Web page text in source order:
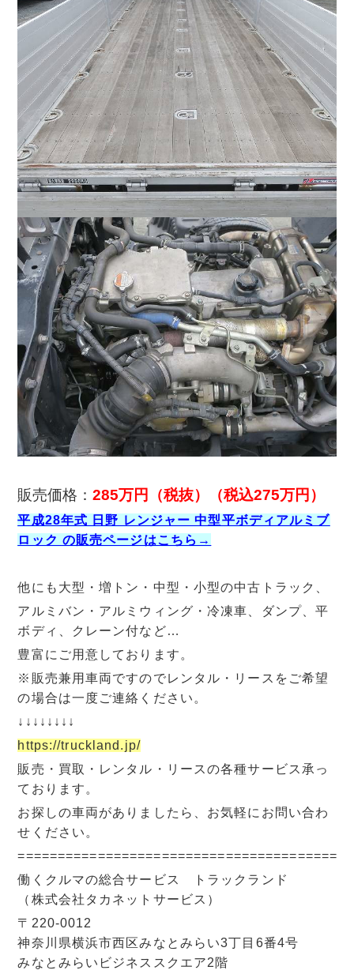
販売価格：285万円（税抜）（税込275万円）
平成28年式 日野 レンジャー 中型平ボディアルミブ
ロック の販売ページはこちら→
他にも大型・増トン・中型・小型の中古トラック、
アルミバン・アルミウィング・冷凍車、ダンプ、平
ボディ、クレーン付など…
豊富にご用意しております。
※販売兼用車両ですのでレンタル・リースをご希望
の場合は一度ご連絡ください。
↓↓↓↓↓↓↓↓
https://truckland.jp/
販売・買取・レンタル・リースの各種サービス承っ
ております。
お探しの車両がありましたら、お気軽にお問い合わ
せください。
=========================================
働くクルマの総合サービス トラックランド
（株式会社タカネットサービス）
〒220-0012
神奈川県横浜市西区みなとみらい3丁目6番4号
みなとみらいビジネススクエア2階